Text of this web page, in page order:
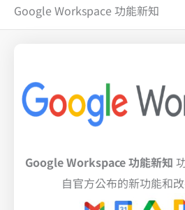
Google Workspace 功能新知
Google Workspace 功能新知
自官方公布的新功能和